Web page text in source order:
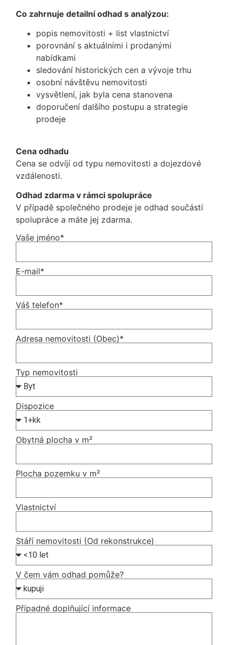
Co zahrnuje detailní odhad s analýzou:
popis nemovitosti + list vlastnictví
porovnání s aktuálními i prodanými
nabídkami
sledování historických cen a vývoje trhu
osobní návštěvu nemovitosti
vysvětlení, jak byla cena stanovena
doporučení dalšího postupu a strategie
prodeje
Cena odhadu
Cena se odvíjí od typu nemovitosti a dojezdové
vzdálenosti.
Odhad zdarma v rámci spolupráce
V případě společného prodeje je odhad součástí
spolupráce a máte jej zdarma.
Vaše jméno*
E-mail*
Váš telefon*
Adresa nemovitosti (Obec)*
Typ nemovitosti
Dispozice
Obytná plocha v m²
Plocha pozemku v m²
Vlastnictví
Stáří nemovitosti (Od rekonstrukce)
V čem vám odhad pomůže?
Případné doplňující informace